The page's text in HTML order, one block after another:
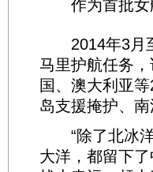
作为首批女
2014年3月至
马里护航任务
国、澳大利亚
岛支援掩护、
“除了北冰洋
大洋，都留下